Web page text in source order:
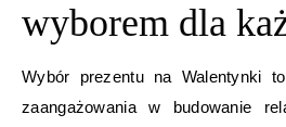
wyborem dla
Wybór prezentu na Walentynki
zaangażowania w budowanie